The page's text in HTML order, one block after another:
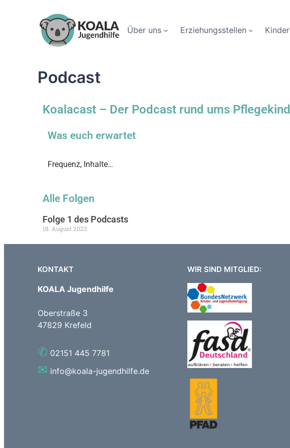
Über uns Erziehungsstellen Kinder
Podcast
Koalacast – Der Podcast rund ums Pflegekind
Was euch erwartet
Frequenz, Inhalte…
Alle Folgen
Folge 1 des Podcasts
18. August 2023
KONTAKT
KOALA Jugendhilfe
Oberstraße 3
47829 Krefeld
✆ 02151 445 7781
✉ info@koala-jugendhilfe.de
WIR SIND MITGLIED: